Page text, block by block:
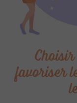
favoriser